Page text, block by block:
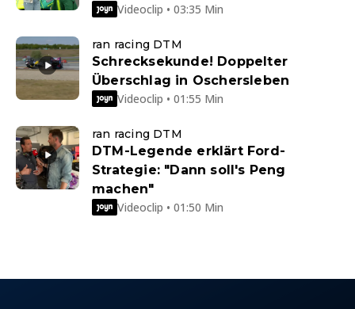
Videoclip • 03:35 Min
ran racing DTM
Schrecksekunde! Doppelter
Überschlag in Oschersleben
Videoclip • 01:55 Min
ran racing DTM
DTM-Legende erklärt Ford-
Strategie: "Dann soll's Peng
machen"
Videoclip • 01:50 Min